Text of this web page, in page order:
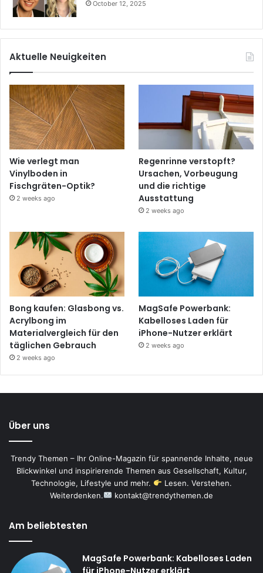
October 12, 2025
Aktuelle Neuigkeiten
Wie verlegt man
Vinylboden in
Fischgräten-Optik?
2 weeks ago
Regenrinne verstopft?
Ursachen, Vorbeugung
und die richtige
Ausstattung
2 weeks ago
Bong kaufen: Glasbong vs.
Acrylbong im
Materialvergleich für den
täglichen Gebrauch
2 weeks ago
MagSafe Powerbank:
Kabelloses Laden für
iPhone-Nutzer erklärt
2 weeks ago
Über uns
Trendy Themen – Ihr Online-Magazin für spannende Inhalte, neue
Blickwinkel und inspirierende Themen aus Gesellschaft, Kultur,
Technologie, Lifestyle und mehr.
Lesen. Verstehen.
Weiterdenken.
kontakt@trendythemen.de
Am beliebtesten
MagSafe Powerbank: Kabelloses Laden